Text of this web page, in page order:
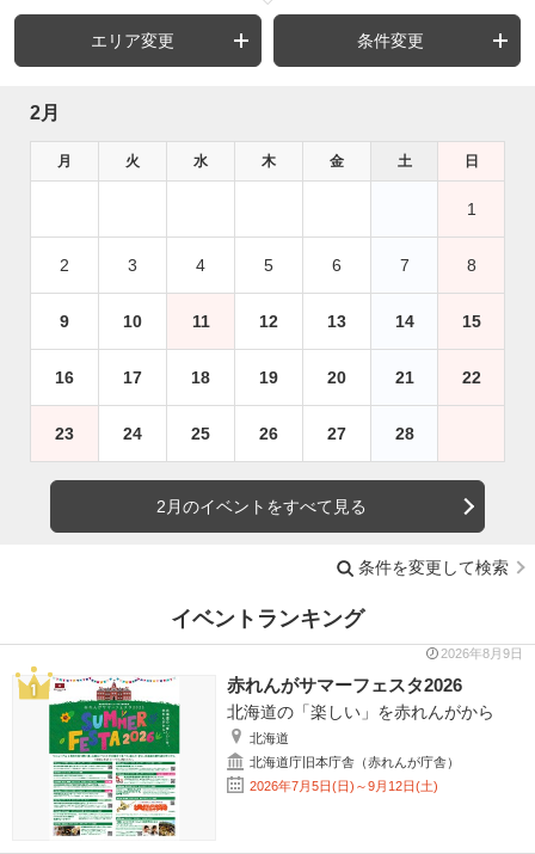
エリア変更 条件変更
2月
月 火 水 木 金 土 日
1
2 3 4 5 6 7 8
9 10 11 12 13 14 15
16 17 18 19 20 21 22
23 24 25 26 27 28
2月のイベントをすべて見る
条件を変更して検索
イベントランキング
2026年8月9日
赤れんがサマーフェスタ2026
北海道の「楽しい」を赤れんがから
北海道
北海道庁旧本庁舎（赤れんが庁舎）
2026年7月5日(日)～9月12日(土)